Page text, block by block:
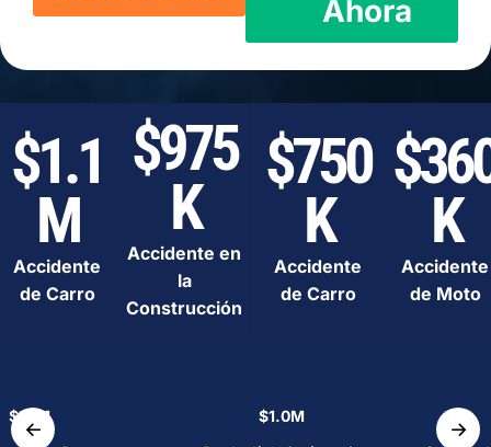
Ahora
$1.1
M
Accidente
de Carro
$975
K
Accidente en
la
Construcción
$750
K
Accidente
de Carro
K
Accidente
de Moto
←
$1.1M
$1.0M
→